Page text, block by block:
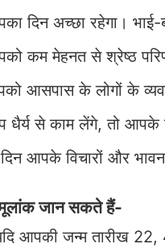
दिन अच्छा रहेगा। भाई-
मेहनत से श्रेष्ठ
आसपास के लोगों के
से काम लेंगे, तो आपके
आपके विचारों और
जान सकते हैं-
आपकी जन्म तारीख